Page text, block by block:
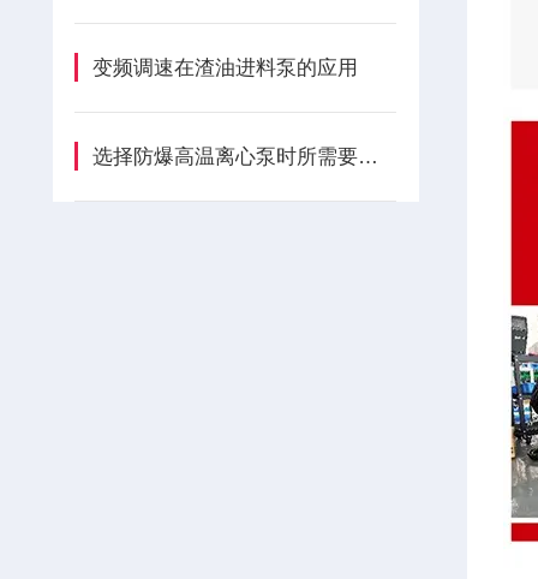
变频调速在渣油进料泵的应用
选择防爆高温离心泵时所需要注意的事项分享